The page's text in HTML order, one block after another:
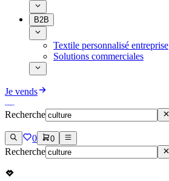
B2B
Textile personnalisé entreprise
Solutions commerciales
Je vends
Recherche
0 0
Recherche